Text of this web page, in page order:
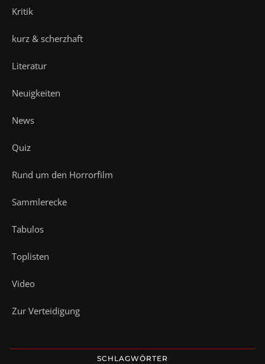
Kritik
kurz & scherzhaft
Literatur
Neuigkeiten
News
Quiz
Rund um den Horrorfilm
Sammlerecke
Tabulos
Toplisten
Video
Zur Verteidigung
SCHLAGWÖRTER